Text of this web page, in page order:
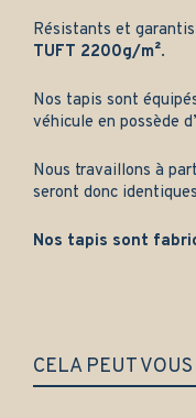
Résistants et
TUFT 2200g/m².
Nos tapis sont
véhicule en possède
Nous travaillons à
seront donc
Nos tapis sont
CELA PEUT